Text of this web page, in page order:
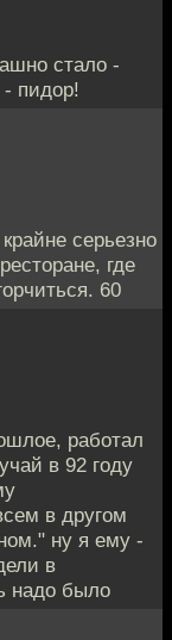
стало -
пидор!
серьезно
где
60
работал
в 92 году
в другом
ну я ему -
в
надо было